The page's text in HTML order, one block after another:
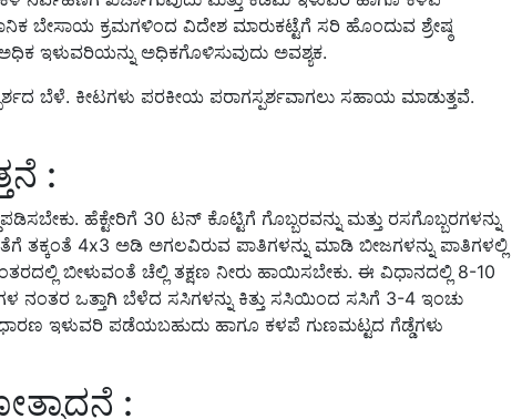
ಬೇಸಾಯ ಕ್ರಮಗಳಿಂದ ವಿದೇಶ ಮಾರುಕಟ್ಟೆಗೆ ಸರಿ ಹೊಂದುವ ಶ್ರೇಷ್ಠ
ಇಳುವರಿಯನ್ನು ಅಧಿಕಗೊಳಿಸುವುದು ಅವಶ್ಯಕ.
ಬೆಳೆ. ಕೀಟಗಳು ಪರಕೀಯ ಪರಾಗಸ್ಪರ್ಶವಾಗಲು ಸಹಾಯ ಮಾಡುತ್ತವೆ.
:
ಹೆಕ್ಟೇರಿಗೆ 30 ಟನ್ ಕೊಟ್ಟಿಗೆ ಗೊಬ್ಬರವನ್ನು ಮತ್ತು ರಸಗೊಬ್ಬರಗಳನ್ನು
ತಕ್ಕಂತೆ 4x3 ಅಡಿ ಅಗಲವಿರುವ ಪಾತಿಗಳನ್ನು ಮಾಡಿ ಬೀಜಗಳನ್ನು ಪಾತಿಗಳಲ್ಲಿ
ಬೀಳುವಂತೆ ಚೆಲ್ಲಿ ತಕ್ಷಣ ನೀರು ಹಾಯಿಸಬೇಕು. ಈ ವಿಧಾನದಲ್ಲಿ 8-10
ನಂತರ ಒತ್ತಾಗಿ ಬೆಳೆದ ಸಸಿಗಳನ್ನು ಕಿತ್ತು ಸಸಿಯಿಂದ ಸಸಿಗೆ 3-4 ಇಂಚು
ಇಳುವರಿ ಪಡೆಯಬಹುದು ಹಾಗೂ ಕಳಪೆ ಗುಣಮಟ್ಟದ ಗೆಡ್ಡೆಗಳು
: